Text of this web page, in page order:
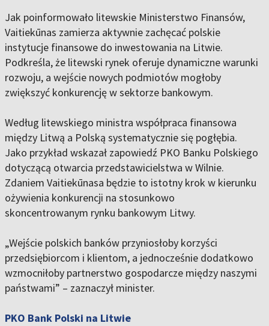
Jak poinformowało litewskie Ministerstwo Finansów,
Vaitiekūnas zamierza aktywnie zachęcać polskie
instytucje finansowe do inwestowania na Litwie.
Podkreśla, że litewski rynek oferuje dynamiczne warunki
rozwoju, a wejście nowych podmiotów mogłoby
zwiększyć konkurencję w sektorze bankowym.
Według litewskiego ministra współpraca finansowa
między Litwą a Polską systematycznie się pogłębia.
Jako przykład wskazał zapowiedź PKO Banku Polskiego
dotyczącą otwarcia przedstawicielstwa w Wilnie.
Zdaniem Vaitiekūnasa będzie to istotny krok w kierunku
ożywienia konkurencji na stosunkowo
skoncentrowanym rynku bankowym Litwy.
„Wejście polskich banków przyniosłoby korzyści
przedsiębiorcom i klientom, a jednocześnie dodatkowo
wzmocniłoby partnerstwo gospodarcze między naszymi
państwami” – zaznaczył minister.
PKO Bank Polski na Litwie